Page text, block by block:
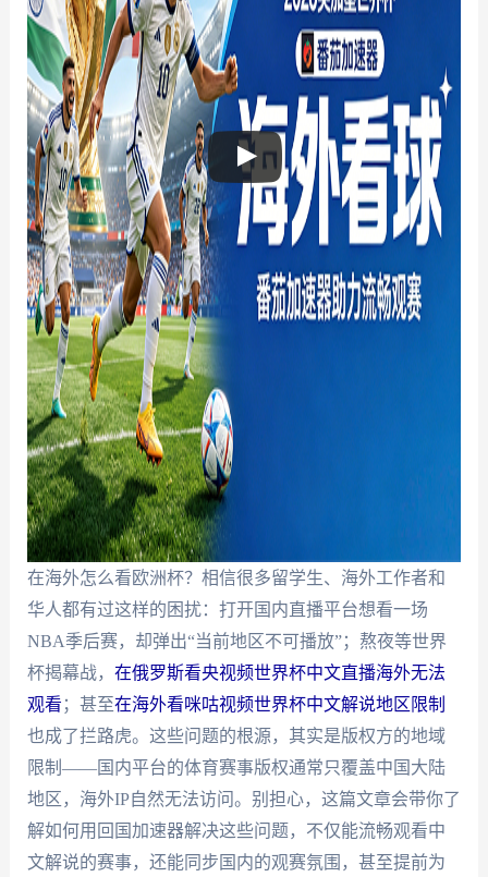
在海外怎么看欧洲杯？相信很多留学生、海外工作者和
华人都有过这样的困扰：打开国内直播平台想看一场
NBA季后赛，却弹出“当前地区不可播放”；熬夜等世界
杯揭幕战， 在俄罗斯看央视频世界杯中文直播海外无法
观看 ；甚至在海外看咪咕视频世界杯中文解说地区限制
也成了拦路虎。这些问题的根源，其实是版权方的地域
限制——国内平台的体育赛事版权通常只覆盖中国大陆
地区，海外IP自然无法访问。别担心，这篇文章会带你了
解如何用回国加速器解决这些问题，不仅能流畅观看中
文解说的赛事，还能同步国内的观赛氛围，甚至提前为